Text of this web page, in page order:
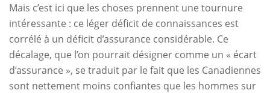
Mais c’est ici que les choses prennent une tournure
intéressante : ce léger déficit de connaissances est
corrélé à un déficit d’assurance considérable. Ce
décalage, que l’on pourrait désigner comme un « écart
d’assurance », se traduit par le fait que les Canadiennes
sont nettement moins confiantes que les hommes sur